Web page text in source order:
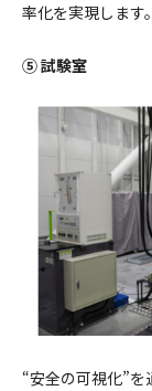
率化を実現します。
⑤ 試験室
“安全の可視化”